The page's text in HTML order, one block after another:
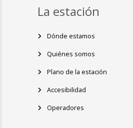
La estación
Dónde estamos
Quiénes somos
Plano de la estación
Accesibilidad
Operadores